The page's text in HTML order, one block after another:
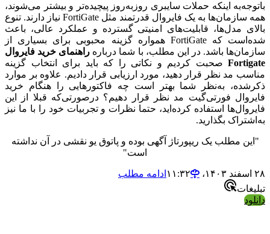
باتوجه‌به اینکه حملات سایبری روزبه‌روز پیچیده‌تر و بیشتر می‌شوند،
همه سازمان‌ها به یک فایروال قدرتمند مثل FortiGate نیاز دارند. تنوع
بالای مدل‌ها، قابلیت‌های امنیتی گسترده و عملکرد عالی، باعث
شده‌است کهFortiGate همواره گزینه محبوبی برای بسیاری از
سازمان‌ها باشد. در این مطلب، با شما درباره راهنمای خرید فایروال
Fortigate صحبت کردیم و نکاتی را که باید برای انتخاب گزینه
مناسب مد نظر قرار دهید، مورد ارزیابی قرار دادیم. علاوه بر موارد
ذکرشده، به‌نظر شما بهتر است چه فاکتورهایی را هنگام خرید
فایروال فورتی‌گیت مد نظر قرار دهیم؟ درصورتی‌که قبلا از این
فایروال‌ها استفاده کرده‌اید، حتما نظرات و تجربیات خود را با ما نیز
به‌اشتراک بگذارید.
"این مطلب یک ریپورتاژ آگهی بوده و پاتوق یو نقشی در آن نداشته
است"
۲۸ اسفند ۱۴۰۳،‏ ۱۱:۳۲
ادامه مطلب
تبلیغات
دانلود